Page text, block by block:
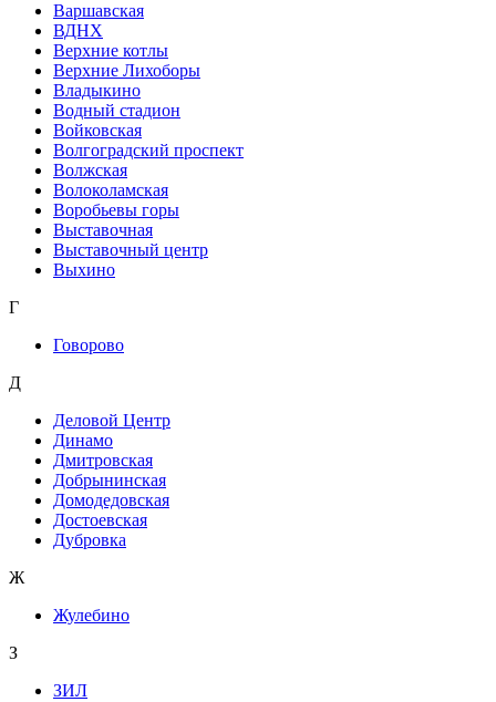
Варшавская
ВДНХ
Верхние котлы
Верхние Лихоборы
Владыкино
Водный стадион
Войковская
Волгоградский проспект
Волжская
Волоколамская
Воробьевы горы
Выставочная
Выставочный центр
Выхино
Г
Говорово
Д
Деловой Центр
Динамо
Дмитровская
Добрынинская
Домодедовская
Достоевская
Дубровка
Ж
Жулебино
З
ЗИЛ